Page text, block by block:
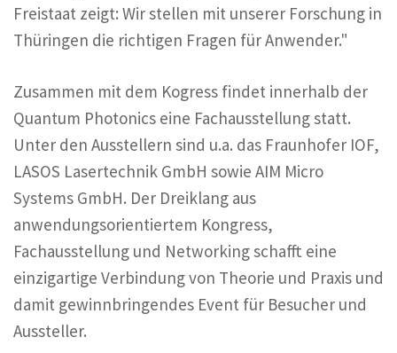
Freistaat zeigt: Wir stellen mit unserer Forschung in
Thüringen die richtigen Fragen für Anwender."
Zusammen mit dem Kogress findet innerhalb der
Quantum Photonics eine Fachausstellung statt.
Unter den Ausstellern sind u.a. das Fraunhofer IOF,
LASOS Lasertechnik GmbH sowie AIM Micro
Systems GmbH. Der Dreiklang aus
anwendungsorientiertem Kongress,
Fachausstellung und Networking schafft eine
einzigartige Verbindung von Theorie und Praxis und
damit gewinnbringendes Event für Besucher und
Aussteller.